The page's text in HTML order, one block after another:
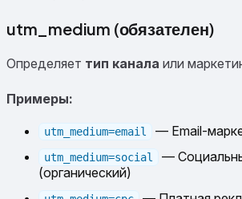
utm_medium (обязателен)
Определяет тип канала или
Примеры:
utm_medium=email — Email-
utm_medium=social
—
(органический)